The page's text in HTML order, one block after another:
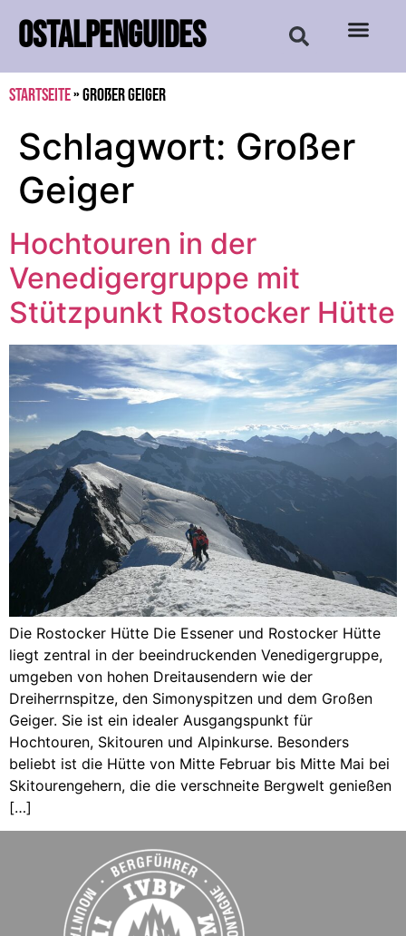
OSTALPENGUIDES
Startseite»Großer Geiger
Schlagwort: Großer
Geiger
Hochtouren in der
Venedigergruppe mit
Stützpunkt Rostocker Hütte
Die Rostocker Hütte Die Essener und Rostocker Hütte
liegt zentral in der beeindruckenden Venedigergruppe,
umgeben von hohen Dreitausendern wie der
Dreiherrnspitze, den Simonyspitzen und dem Großen
Geiger. Sie ist ein idealer Ausgangspunkt für
Hochtouren, Skitouren und Alpinkurse. Besonders
beliebt ist die Hütte von Mitte Februar bis Mitte Mai bei
Skitourengehern, die die verschneite Bergwelt genießen
[…]